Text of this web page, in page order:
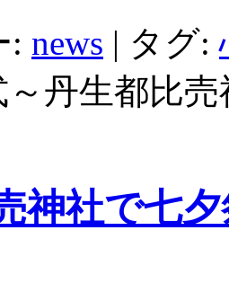
: news | タグ:
～丹生都比
神社で七